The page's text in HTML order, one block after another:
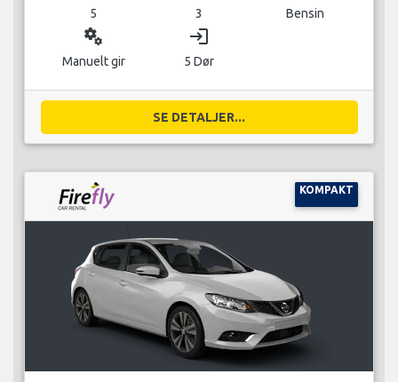
5 3 Bensin
miscellaneous_services
Manuelt gir
login
5 Dør
SE DETALJER...
KOMPAKT